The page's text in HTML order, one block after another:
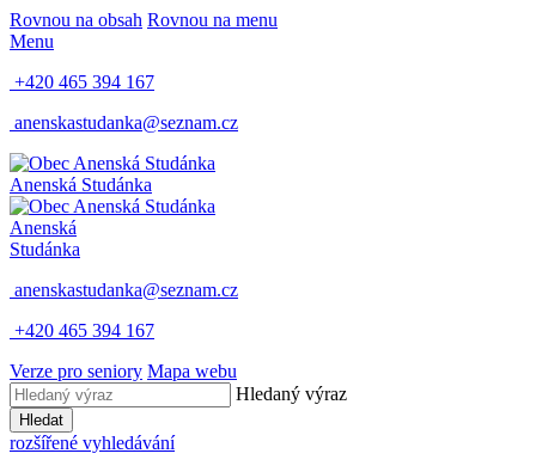
Rovnou na obsah Rovnou na menu
Menu
+420 465 394 167
anenskastudanka@seznam.cz
Anenská Studánka
Anenská
Studánka
anenskastudanka@seznam.cz
+420 465 394 167
Verze pro seniory Mapa webu
Hledaný výraz
Hledat
rozšířené vyhledávání